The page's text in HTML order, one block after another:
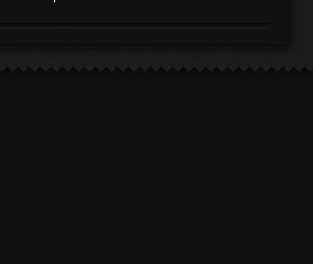
ex. pour atmo -30- 80°C
ldr moteurtemp
1370€ TTC Le
Vous pourrez
plomb à Ethanol à
ECONOMIQUES
calculateur d'origine
10cv et 15nm